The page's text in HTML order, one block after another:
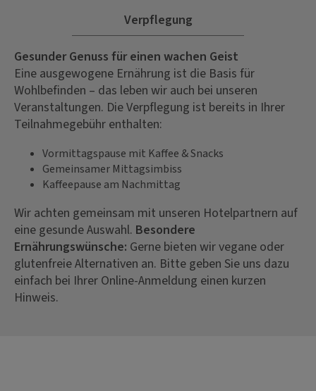
Verpflegung
Gesunder Genuss für einen wachen Geist
Eine ausgewogene Ernährung ist die Basis für
Wohlbefinden – das leben wir auch bei unseren
Veranstaltungen. Die Verpflegung ist bereits in Ihrer
Teilnahmegebühr enthalten:
Vormittagspause mit Kaffee & Snacks
Gemeinsamer Mittagsimbiss
Kaffeepause am Nachmittag
Wir achten gemeinsam mit unseren Hotelpartnern auf
eine gesunde Auswahl. Besondere
Ernährungswünsche: Gerne bieten wir vegane oder
glutenfreie Alternativen an. Bitte geben Sie uns dazu
einfach bei Ihrer Online-Anmeldung einen kurzen
Hinweis.